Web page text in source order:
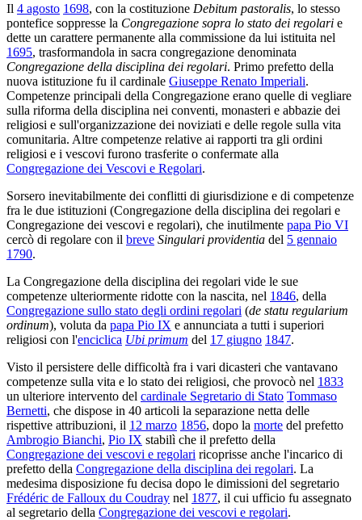
Il 4 agosto 1698, con la costituzione Debitum pastoralis, lo stesso
pontefice soppresse la Congregazione sopra lo stato dei regolari e
dette un carattere permanente alla commissione da lui istituita nel
1695, trasformandola in sacra congregazione denominata
Congregazione della disciplina dei regolari. Primo prefetto della
nuova istituzione fu il cardinale Giuseppe Renato Imperiali.
Competenze principali della Congregazione erano quelle di vegliare
sulla riforma della disciplina nei conventi, monasteri e abbazie dei
religiosi e sull'organizzazione dei noviziati e delle regole sulla vita
comunitaria. Altre competenze relative ai rapporti tra gli ordini
religiosi e i vescovi furono trasferite o confermate alla
Congregazione dei Vescovi e Regolari.
Sorsero inevitabilmente dei conflitti di giurisdizione e di competenze
fra le due istituzioni (Congregazione della disciplina dei regolari e
Congregazione dei vescovi e regolari), che inutilmente papa Pio VI
cercò di regolare con il breve Singulari providentia del 5 gennaio
1790.
La Congregazione della disciplina dei regolari vide le sue
competenze ulteriormente ridotte con la nascita, nel 1846, della
Congregazione sullo stato degli ordini regolari (de statu regularium
ordinum), voluta da papa Pio IX e annunciata a tutti i superiori
religiosi con l'enciclica Ubi primum del 17 giugno 1847.
Visto il persistere delle difficoltà fra i vari dicasteri che vantavano
competenze sulla vita e lo stato dei religiosi, che provocò nel 1833
un ulteriore intervento del cardinale Segretario di Stato Tommaso
Bernetti, che dispose in 40 articoli la separazione netta delle
rispettive attribuzioni, il 12 marzo 1856, dopo la morte del prefetto
Ambrogio Bianchi, Pio IX stabilì che il prefetto della
Congregazione dei vescovi e regolari ricoprisse anche l'incarico di
prefetto della Congregazione della disciplina dei regolari. La
medesima disposizione fu decisa dopo le dimissioni del segretario
Frédéric de Falloux du Coudray nel 1877, il cui ufficio fu assegnato
al segretario della Congregazione dei vescovi e regolari.